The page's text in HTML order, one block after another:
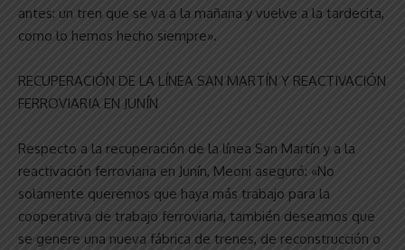
antes: un tren que se va a la mañana y vuelve a la tardecita,
como lo hemos hecho siempre».
RECUPERACIÓN DE LA LÍNEA SAN MARTÍN Y REACTIVACIÓN
FERROVIARIA EN JUNÍN
Respecto a la recuperación de la línea San Martín y a la
reactivación ferroviaria en Junín, Meoni aseguró: «No
solamente queremos que haya más trabajo para la
cooperativa de trabajo ferroviaria, también deseamos que
se genere una nueva fábrica de trenes, de reconstrucción o